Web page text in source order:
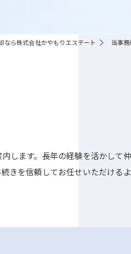
なら株式会社かやもりエステート 当事
します。長年の経験を活かして
きを信頼してお任せいただけるよ